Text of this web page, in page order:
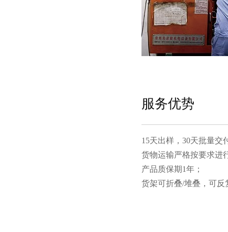
服务优势
15天出样，30天批量交付
货物运输严格按要求进行
产品质保期1年；
货架可折叠/堆叠，可